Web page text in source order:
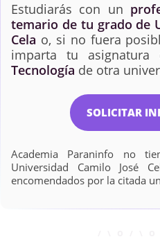
Estudiarás con un
temario de tu grado de
Cela o, si no fuera
imparta tu asignatura
Tecnología de otra
SOLICITAR
Academia Paraninfo no
Universidad Camilo José
encomendados por la citada